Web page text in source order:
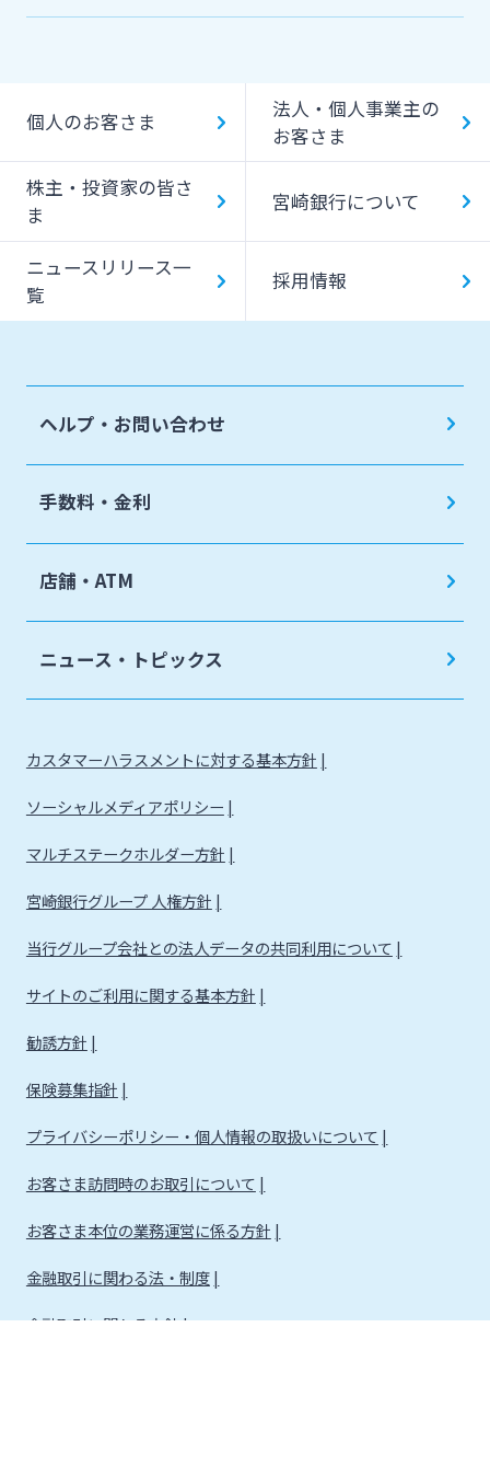
機能一覧
キャッシング提携先
一日あたりのご利用限度額
ATM Operation Guide
個人のお客さま
法人・個人事業主の
お客さま
株主・投資家の皆さ
ま
宮崎銀行について
ニュースリリース一
覧
採用情報
ヘルプ・お問い合わせ
手数料・金利
店舗・ATM
ニュース・トピックス
カスタマーハラスメントに対する基本方針
ソーシャルメディアポリシー
マルチステークホルダー方針
宮崎銀行グループ 人権方針
当行グループ会社との法人データの共同利用について
サイトのご利用に関する基本方針
勧誘方針
保険募集指針
プライバシーポリシー・個人情報の取扱いについて
お客さま訪問時のお取引について
お客さま本位の業務運営に係る方針
金融取引に関わる法・制度
金融取引に関わる方針